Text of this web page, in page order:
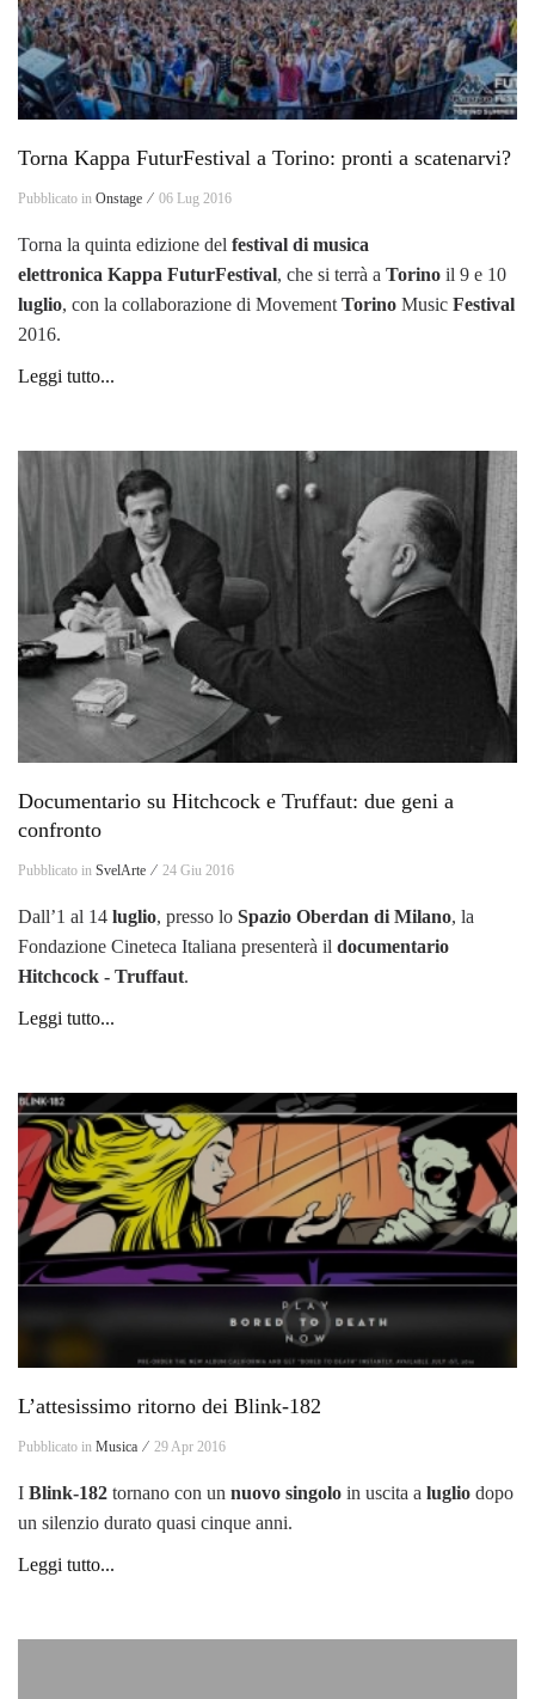
Torna Kappa FuturFestival a Torino: pronti a scatenarvi?
Pubblicato in Onstage ⁄ 06 Lug 2016
Torna la quinta edizione del festival di musica
elettronica Kappa FuturFestival, che si terrà a Torino il 9 e 10
luglio, con la collaborazione di Movement Torino Music Festival
2016.
Leggi tutto...
Documentario su Hitchcock e Truffaut: due geni a
confronto
Pubblicato in SvelArte ⁄ 24 Giu 2016
Dall’1 al 14 luglio, presso lo Spazio Oberdan di Milano, la
Fondazione Cineteca Italiana presenterà il documentario
Hitchcock - Truffaut.
Leggi tutto...
L’attesissimo ritorno dei Blink-182
Pubblicato in Musica ⁄ 29 Apr 2016
I Blink-182 tornano con un nuovo singolo in uscita a luglio dopo
un silenzio durato quasi cinque anni.
Leggi tutto...